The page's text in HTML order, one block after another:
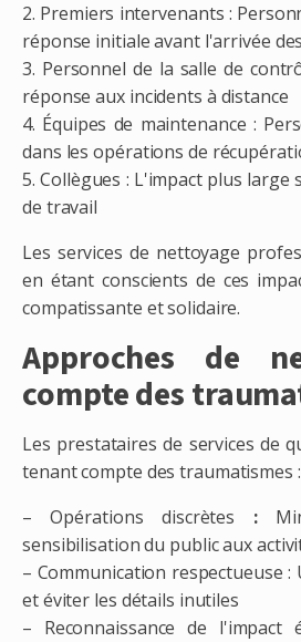
2. Premiers intervenants :
réponse initiale avant l'arrivée
3. Personnel de la salle de
réponse aux incidents à distance
4. Équipes de maintenance :
dans les opérations de
5. Collègues : L'impact plus
de travail
Les services de nettoyage
en étant conscients de ces
compatissante et solidaire.
Approches de
compte des
Les prestataires de services de
tenant compte des traumatismes :
– Opérations discrètes :
sensibilisation du public aux
– Communication respectueuse
et éviter les détails inutiles
– Reconnaissance de l'impact